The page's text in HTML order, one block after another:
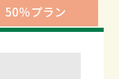
50％プラン